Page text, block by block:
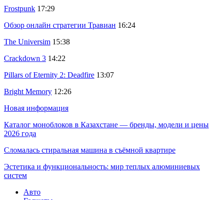
Frostpunk 17:29
Обзор онлайн стратегии Травиан 16:24
The Universim 15:38
Crackdown 3 14:22
Pillars of Eternity 2: Deadfire 13:07
Bright Memory 12:26
Новая информация
Каталог моноблоков в Казахстане — бренды, модели и цены
2026 года
Сломалась стиральная машина в съёмной квартире
Эстетика и функциональность: мир теплых алюминиевых
систем
Авто